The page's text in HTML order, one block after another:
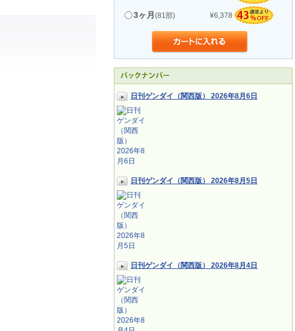
3ヶ月 (81部) ¥6,378
日刊ゲンダイ（関西版） 2026年8月6日
日刊ゲンダイ（関西版） 2026年8月5日
日刊ゲンダイ（関西版） 2026年8月4日